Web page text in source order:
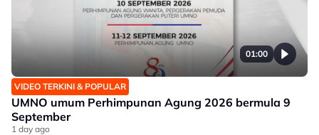
01:00
VIDEO TERKINI & POPULAR
UMNO umum Perhimpunan Agung 2026 bermula 9
September
1 day ago